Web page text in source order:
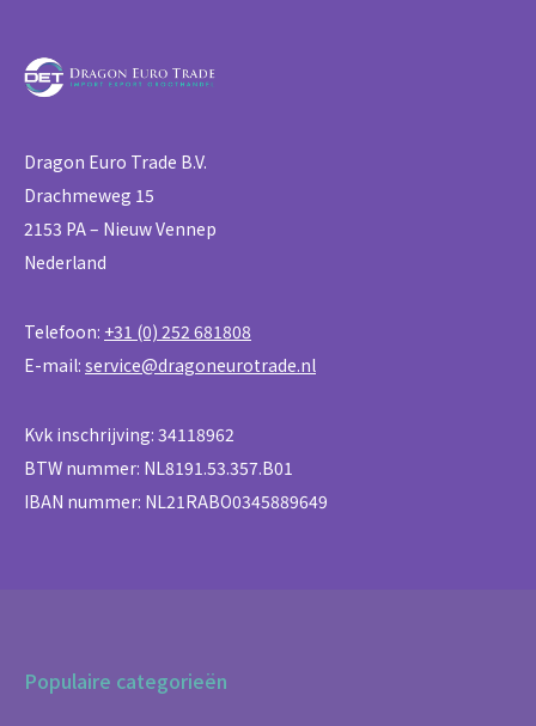
Dragon Euro Trade B.V.
Drachmeweg 15
2153 PA – Nieuw Vennep
Nederland
Telefoon: +31 (0) 252 681808
E-mail: service@dragoneurotrade.nl
Kvk inschrijving: 34118962
BTW nummer: NL8191.53.357.B01
IBAN nummer: NL21RABO0345889649
Populaire categorieën